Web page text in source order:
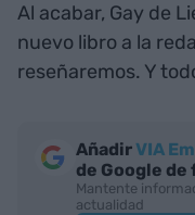
Al acabar, Gay de
nuevo libro a la
reseñaremos. Y
AñadirVIA
de Google
Mantente
actualidad